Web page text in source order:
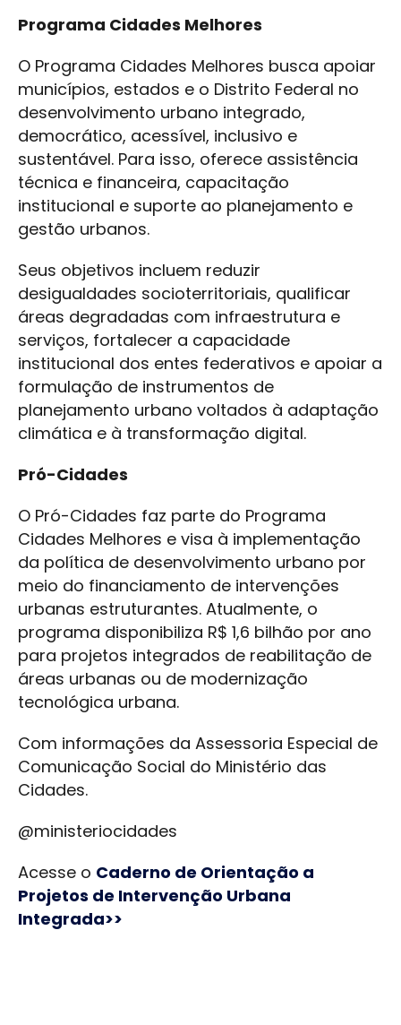
Programa Cidades Melhores
O Programa Cidades Melhores busca apoiar
municípios, estados e o Distrito Federal no
desenvolvimento urbano integrado,
democrático, acessível, inclusivo e
sustentável. Para isso, oferece assistência
técnica e financeira, capacitação
institucional e suporte ao planejamento e
gestão urbanos.
Seus objetivos incluem reduzir
desigualdades socioterritoriais, qualificar
áreas degradadas com infraestrutura e
serviços, fortalecer a capacidade
institucional dos entes federativos e apoiar a
formulação de instrumentos de
planejamento urbano voltados à adaptação
climática e à transformação digital.
Pró-Cidades
O Pró-Cidades faz parte do Programa
Cidades Melhores e visa à implementação
da política de desenvolvimento urbano por
meio do financiamento de intervenções
urbanas estruturantes. Atualmente, o
programa disponibiliza R$ 1,6 bilhão por ano
para projetos integrados de reabilitação de
áreas urbanas ou de modernização
tecnológica urbana.
Com informações da Assessoria Especial de
Comunicação Social do Ministério das
Cidades.
@ministeriocidades
Acesse o Caderno de Orientação a
Projetos de Intervenção Urbana
Integrada>>